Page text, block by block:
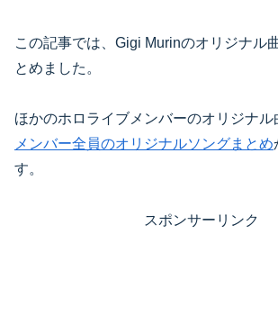
この記事では、Gigi Murinのオリジナル
とめました。
ほかのホロライブメンバーのオリジナル
メンバー全員のオリジナルソングまとめ
す。
スポンサーリンク